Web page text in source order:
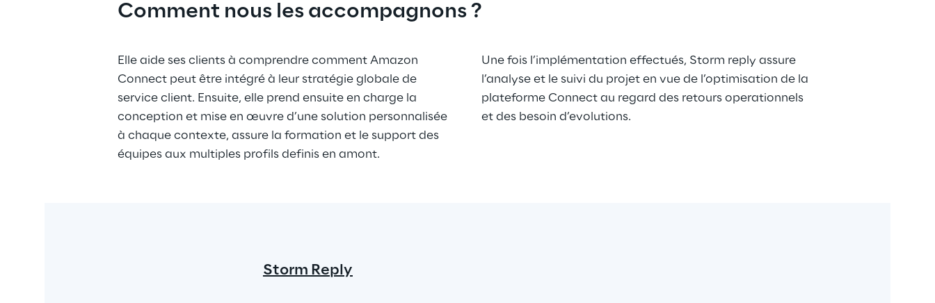
Comment nous les accompagnons ?
Elle aide ses clients à comprendre comment Amazon
Connect peut être intégré à leur stratégie globale de
service client. Ensuite, elle prend ensuite en charge la
conception et mise en œuvre d’une solution personnalisée
à chaque contexte, assure la formation et le support des
équipes aux multiples profils definis en amont.
Une fois l’implémentation effectués, Storm reply assure
l’analyse et le suivi du projet en vue de l’optimisation de la
plateforme Connect au regard des retours operationnels
et des besoin d’evolutions.
Storm Reply